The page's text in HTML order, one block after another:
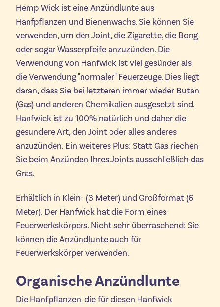
Hemp Wick ist eine Anzündlunte aus
Hanfpflanzen und Bienenwachs. Sie können Sie
verwenden, um den Joint, die Zigarette, die Bong
oder sogar Wasserpfeife anzuzünden. Die
Verwendung von Hanfwick ist viel gesünder als
die Verwendung "normaler" Feuerzeuge. Dies liegt
daran, dass Sie bei letzteren immer wieder Butan
(Gas) und anderen Chemikalien ausgesetzt sind.
Hanfwick ist zu 100% natürlich und daher die
gesundere Art, den Joint oder alles anderes
anzuzünden. Ein weiteres Plus: Statt Gas riechen
Sie beim Anzünden Ihres Joints ausschließlich das
Gras.
Erhältlich in Klein- (3 Meter) und Großformat (6
Meter). Der Hanfwick hat die Form eines
Feuerwerkskörpers. Nicht sehr überraschend: Sie
können die Anzündlunte auch für
Feuerwerkskörper verwenden.
Organische Anzündlunte
Die Hanfpflanzen, die für diesen Hanfwick